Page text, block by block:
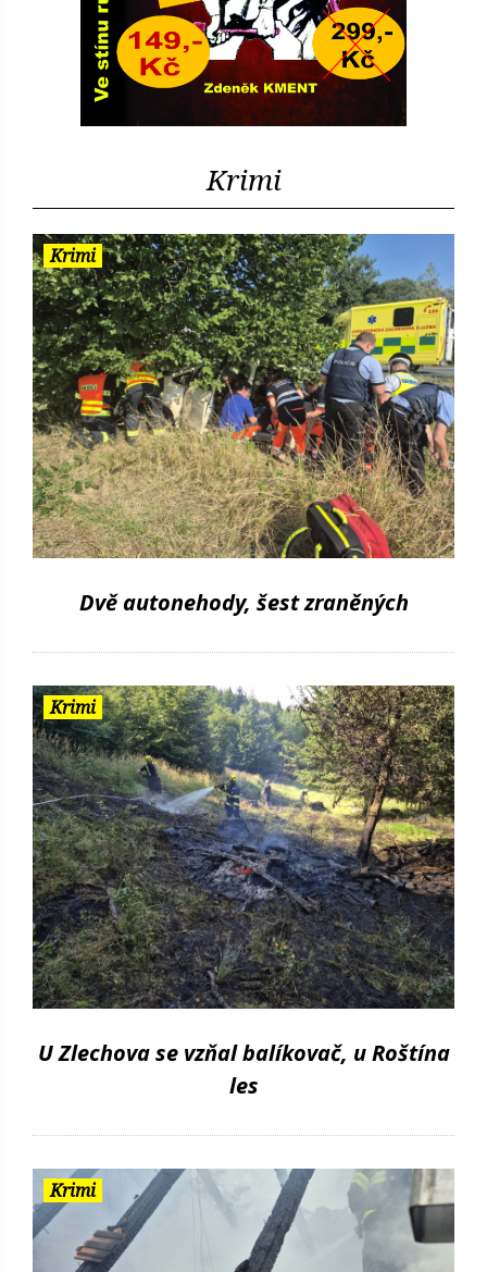
Krimi
Krimi
Dvě autonehody, šest zraněných
Krimi
U Zlechova se vzňal balíkovač, u Roštína
les
Krimi